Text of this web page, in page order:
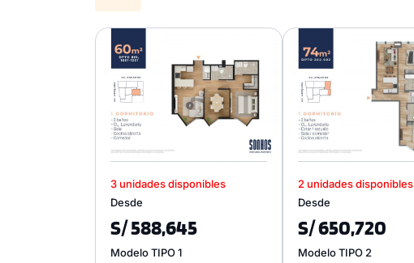
3 unidades disponibles
Desde
S/ 588,645
Modelo TIPO 1
2 unidades disponibles
Desde
S/ 650,720
Modelo TIPO 2